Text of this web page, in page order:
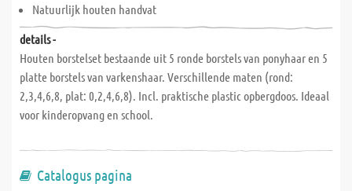
Natuurlijk houten handvat
details -
Houten borstelset bestaande uit 5 ronde borstels van ponyhaar en 5
platte borstels van varkenshaar. Verschillende maten (rond:
2,3,4,6,8, plat: 0,2,4,6,8). Incl. praktische plastic opbergdoos. Ideaal
voor kinderopvang en school.
Catalogus pagina